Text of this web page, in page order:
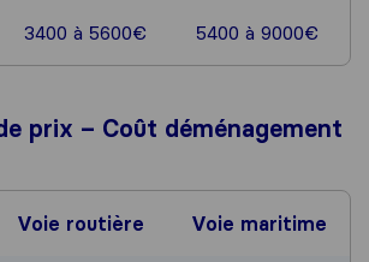
3400 à 5600€ 5400 à 9000€
prix – Coût déménagement
Voie routière Voie maritime